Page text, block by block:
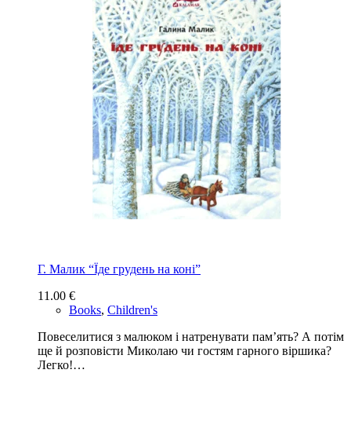
Г. Малик “Їде грудень на коні”
11.00 €
Books, Children's
Повеселитися з малюком і натренувати пам’ять? А потім
ще й розповісти Миколаю чи гостям гарного віршика?
Легко!…